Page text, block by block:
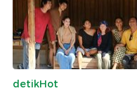
detikHot